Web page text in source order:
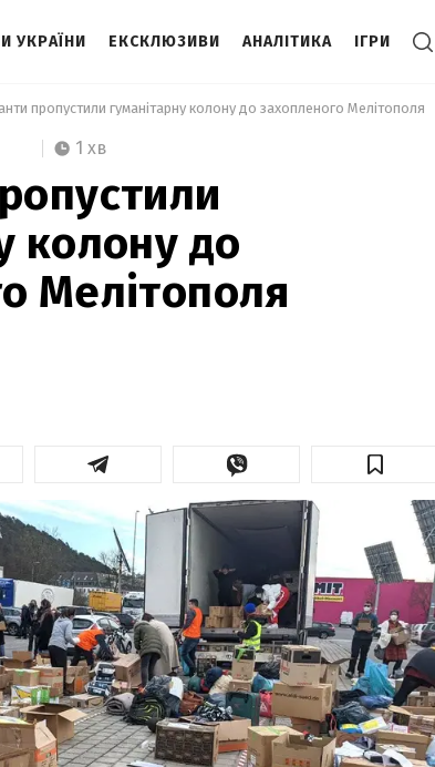
УКРАЇНИ ЕКСКЛЮЗИВИ АНАЛІТИКА ІГРИ
пропустили гуманітарну колону до захопленого Мелітополя
1 хв
колону до
Мелітополя